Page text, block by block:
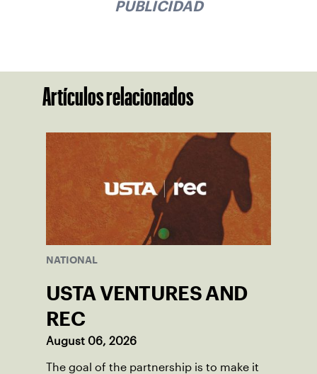
PUBLICIDAD
Artículos relacionados
NATIONAL
USTA VENTURES AND
REC
August 06, 2026
The goal of the partnership is to make it